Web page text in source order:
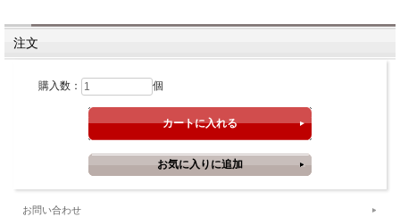
注文
購入数： 個
お問い合わせ